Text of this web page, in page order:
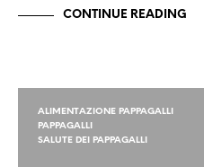
CONTINUE READING
ALIMENTAZIONE PAPPAGALLI
PAPPAGALLI
SALUTE DEI PAPPAGALLI